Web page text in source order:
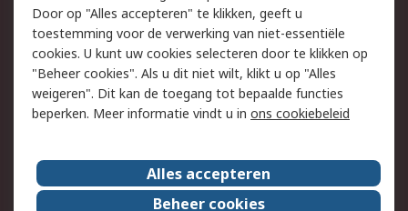
Wettelijk
Cookiebeleid
Email veiligheid
Privacybeleid
Websitevoorwaarden
Algemene
verkoopvoorwaarden
Over RS
RS Group Over ons
Door op "Alles accepteren" te klikken, geeft u
toestemming voor de verwerking van niet-essentiële
cookies. U kunt uw cookies selecteren door te klikken op
"Beheer cookies". Als u dit niet wilt, klikt u op "Alles
weigeren". Dit kan de toegang tot bepaalde functies
beperken. Meer informatie vindt u in ons cookiebeleid
Alles accepteren
Beheer cookies